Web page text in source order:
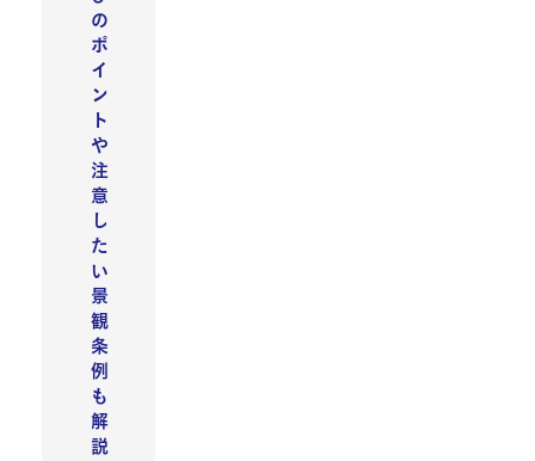
の
ポ
イ
ン
ト
や
注
意
し
た
い
景
観
条
例
も
解
説